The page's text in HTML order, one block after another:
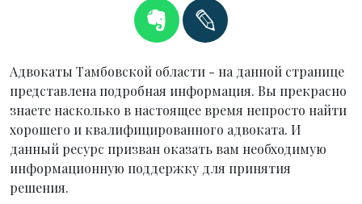
Адвокаты Тамбовской области - на данной странице
представлена подробная информация. Вы прекрасно
знаете насколько в настоящее время непросто найти
хорошего и квалифицированного адвоката. И
данный ресурс призван оказать вам необходимую
информационную поддержку для принятия
решения.